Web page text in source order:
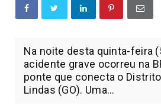
Na noite desta quinta-feira
acidente grave ocorreu na
ponte que conecta o
Lindas (GO). Uma...